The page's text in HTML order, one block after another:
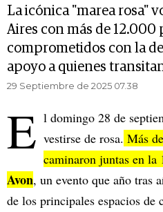
La icónica "marea rosa"
Aires con más de
comprometidos con la
apoyo a quienes
29 Septiembre de 2025 07.38
E l domingo 28 de
vestirse de rosa. Más
caminaron juntas en la
Avon, un evento que año tras
de los principales espacios de